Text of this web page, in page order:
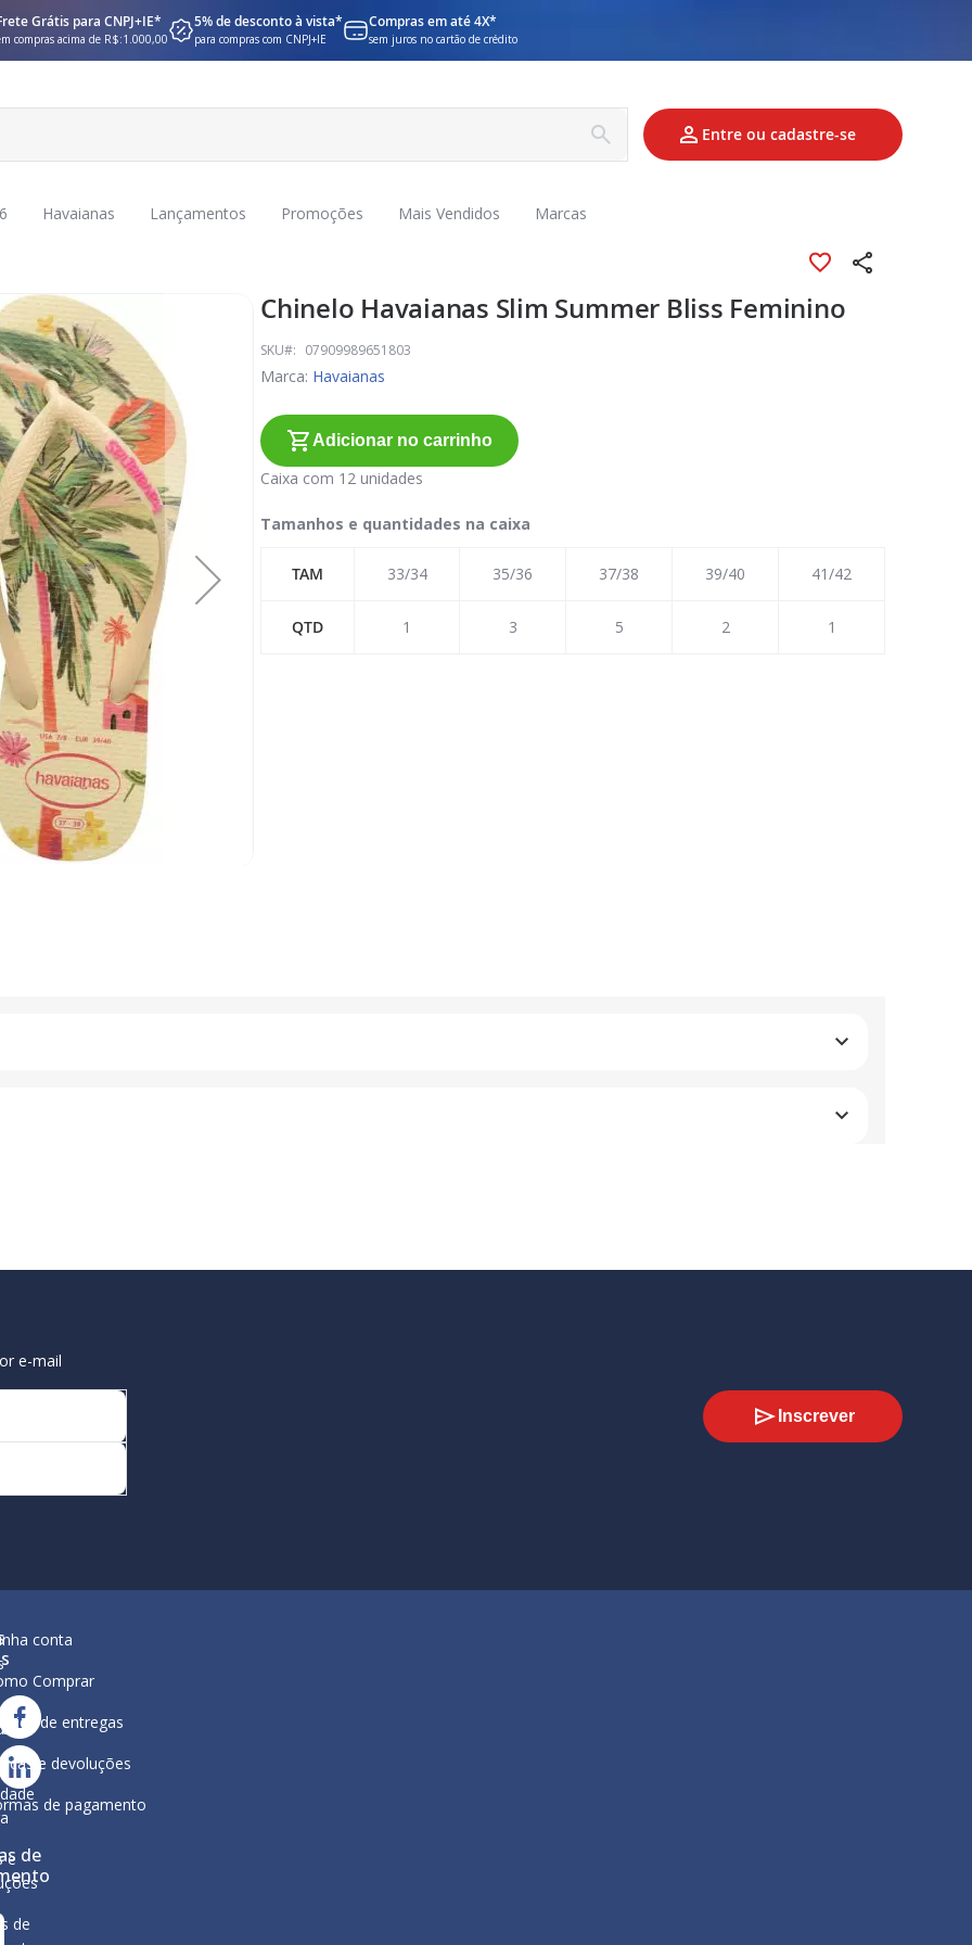
Grátis para CNPJ+IE*
compras acima de R$:1.000,00
5% de desconto à vista*
para compras com CNPJ+IE
Compras em até 4X*
sem juros no cartão de crédito
Entre ou cadastre-se
Havaianas Lançamentos Promoções Mais Vendidos Marcas
Chinelo Havaianas Slim Summer Bliss Feminino
SKU 07909989651803
Marca: Havaianas
Adicionar no carrinho
Caixa com 12 unidades
Tamanhos e quantidades na caixa
TAM 33/34 35/36 37/38 39/40 41/42
QTD 1 3 5 2 1
e-mail
Inscrever
e
de
de
de
conta
Comprar
de entregas
e devoluções
de pagamento